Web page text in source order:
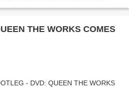
THE WORKS COMES